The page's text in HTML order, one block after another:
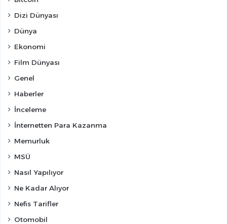
Dizi Dünyası
Dünya
Ekonomi
Film Dünyası
Genel
Haberler
İnceleme
İnternetten Para Kazanma
Memurluk
MSÜ
Nasıl Yapılıyor
Ne Kadar Alıyor
Nefis Tarifler
Otomobil